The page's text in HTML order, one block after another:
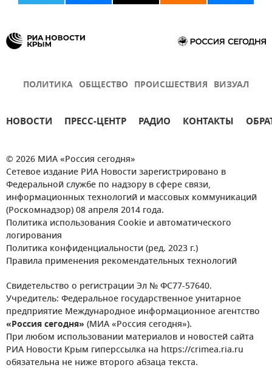
ПОЛИТИКА ОБЩЕСТВО ПРОИСШЕСТВИЯ ВИЗУАЛ
НОВОСТИ ПРЕСС-ЦЕНТР РАДИО КОНТАКТЫ
© 2026 МИА «Россия сегодня»
Сетевое издание РИА Новости зарегистрировано в
Федеральной службе по надзору в сфере связи,
информационных технологий и массовых коммуникаций
(Роскомнадзор) 08 апреля 2014 года.
Политика использования Cookie и автоматического
логирования
Политика конфиденциальности (ред. 2023 г.)
Правила применения рекомендательных технологий
Свидетельство о регистрации Эл № ФС77-57640.
Учредитель: Федеральное государственное унитарное
предприятие Международное информационное агентство
«Россия сегодня» (МИА «Россия сегодня»).
При любом использовании материалов и новостей сайта
РИА Новости Крым гиперссылка на https://crimea.ria.ru
обязательна не ниже второго абзаца текста.